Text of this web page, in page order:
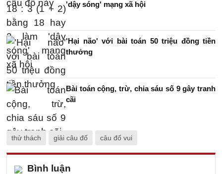
'dậy sóng' mạng xã hội
'Hại não' với bài toán 50 triệu đồng tiền
thưởng
Bài toán cộng, trừ, chia sáu số 9 gây tranh
cãi
thử thách giải câu đố câu đố vui
Bình luận